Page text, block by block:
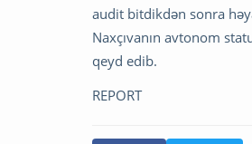
audit bitdikdən sonra
Naxçıvanın avtonom
qeyd edib.
REPORT